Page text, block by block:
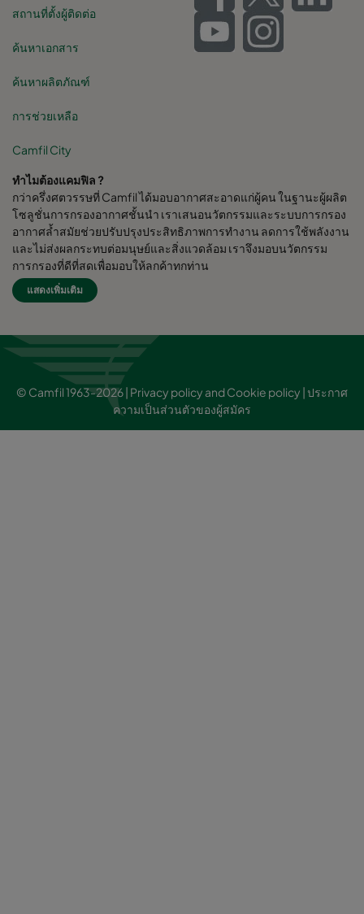
สถานที่ตั้งผู้ติดต่อ
ค้นหาเอกสาร
ค้นหาผลิตภัณฑ์
การช่วยเหลือ
Camfil City
ทำไมต้องแคมฟิล ?
กว่าครึ่งศตวรรษที่ Camfil ได้มอบอากาศสะอาดแก่ผู้คน ในฐานะผู้ผลิต
โซลูชั่นการกรองอากาศชั้นนำ เราเสนอนวัตกรรมและระบบการกรอง
อากาศล้ำสมัยช่วยปรับปรุงประสิทธิภาพการทำงาน ลดการใช้พลังงาน
และไม่ส่งผลกระทบต่อมนุษย์และสิ่งแวดล้อม เราจึงมอบนวัตกรรม
การกรองที่ดีที่สุดเพื่อมอบให้ลูกค้าทุกท่าน
Camfil Group สำนักงานใหญ่ตั้งอยู่ใน Stockholm, Sweden มี
ได้ให้บริการและสนุยสนุนลูกค้าในหลากหลายอุตสาหกรรมและชุมชน
ต่างๆทั่วโลก
แสดงเพิ่มเติม
© Camfil 1963-2026 | Privacy policy and Cookie policy |ประกาศ
ความเป็นส่วนตัวของผู้สมัคร